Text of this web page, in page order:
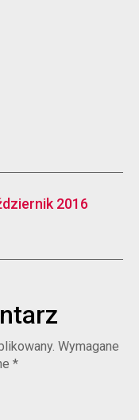
2016
Wymagane
*